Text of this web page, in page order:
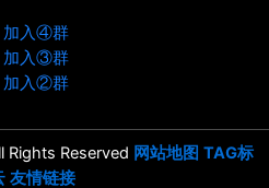
加入④群
加入③群
加入②群
Reserved 网站地图 TAG标
友情链接